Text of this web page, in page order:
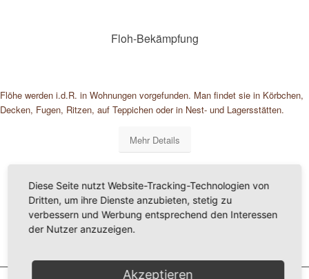
Floh-Bekämpfung
Flöhe werden i.d.R. in Wohnungen vorgefunden. Man findet sie in Körbchen,
Decken, Fugen, Ritzen, auf Teppichen oder in Nest- und Lagersstätten.
Mehr Details
Diese Seite nutzt Website-Tracking-Technologien von
Dritten, um ihre Dienste anzubieten, stetig zu
verbessern und Werbung entsprechend den Interessen
der Nutzer anzuzeigen.
Akzeptieren